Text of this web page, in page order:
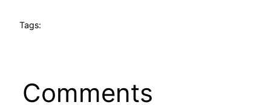
Tags:
Comments